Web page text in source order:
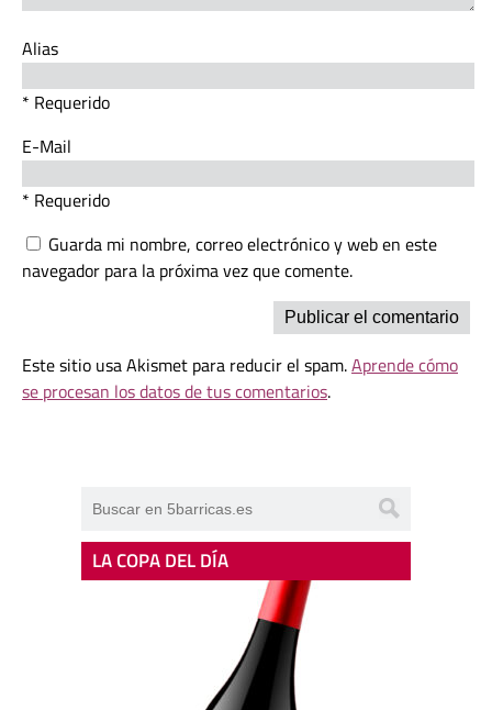
Alias
* Requerido
E-Mail
* Requerido
Guarda mi nombre, correo electrónico y web en este
navegador para la próxima vez que comente.
Este sitio usa Akismet para reducir el spam.Aprende cómo
se procesan los datos de tus comentarios.
LA COPA DEL DÍA